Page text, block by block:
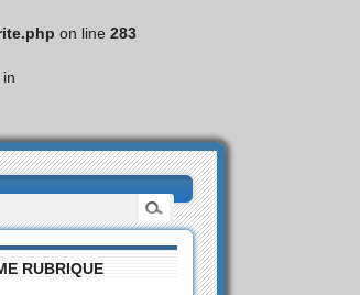
on line 283
RUBRIQUE